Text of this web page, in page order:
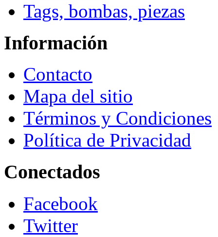
Tags, bombas, piezas
Información
Contacto
Mapa del sitio
Términos y Condiciones
Política de Privacidad
Conectados
Facebook
Twitter